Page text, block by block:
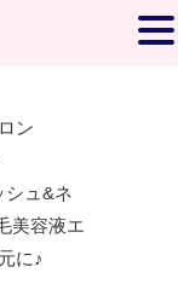
ン
シュ&ネ
美容液エ
に♪